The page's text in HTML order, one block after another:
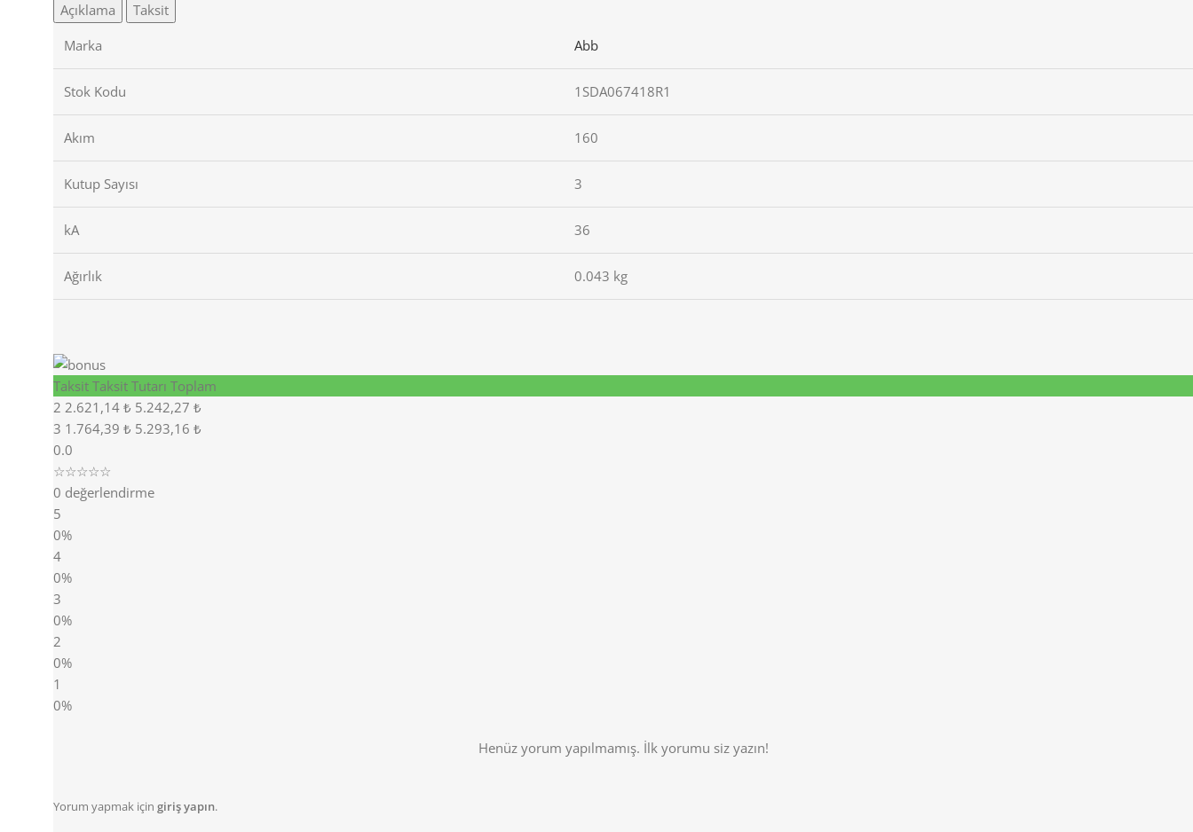
Açıklama
Taksit
Marka
Abb
Stok Kodu 1SDA067418R1
Akım 160
Kutup Sayısı 3
kA 36
Ağırlık 0.043 kg
Taksit Taksit Tutarı Toplam
2 2.621,14 ₺ 5.242,27 ₺
3 1.764,39 ₺ 5.293,16 ₺
0.0
☆☆☆☆☆
0 değerlendirme
5
0%
4
0%
3
0%
2
0%
1
0%
Henüz yorum yapılmamış. İlk yorumu siz yazın!
Yorum yapmak için giriş yapın.